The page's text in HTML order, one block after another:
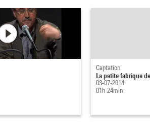
Captation
La petite fabrique
03-07-2014
01h 24min